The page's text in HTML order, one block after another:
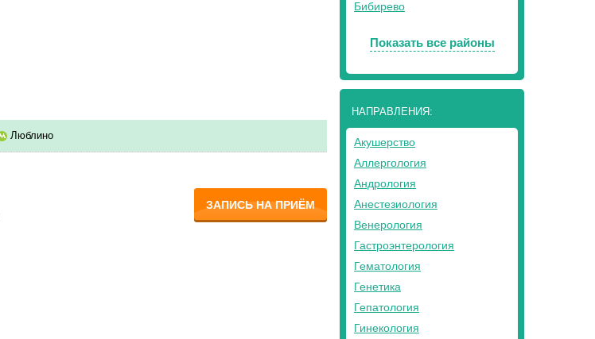
Люблино
ЗАПИСЬ НА ПРИЁМ
Бибирево
Показать все районы
НАПРАВЛЕНИЯ:
Акушерство
Аллергология
Андрология
Анестезиология
Венерология
Гастроэнтерология
Гематология
Генетика
Гепатология
Гинекология